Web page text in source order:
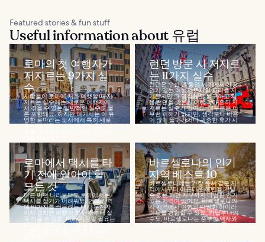
Featured stories & fun stuff
Useful information about 유럽
로마의 첫 여행자가
저지르는 9가지 실
수
사람들이 로마에 처음 여행할 때 저
지르는 실수에는 새로운 여행지에
서 겪을 수 있는 일반적인 실수도 물
론 포함돼요. 하지만 여기서는 이 유
명한 로마라는 도시에서 특히 새로
운 여행자들이 자주 범하는 흔한 실
런던 방문 시 저지르
는 11가지 실수
런던은 수십 년 동안 세계에서 가장
인기 있는 여행지로서의 자리를 지
켜왔지만 그 명성에도 불구하고 처
음 런던을 방문한 여행객이 흔히 저
지르는 실수가 있어요. 대부분은 아
무런 피해가 없지만, 생각보다 비용
이 많이 들어가거나 귀중한 휴가 시
간을 낭비하게...
로마에서 택시를 타
기 전에 알아야 할
모든 것
다른 어떤 나라보다도 로마에서는
택시를 잡기가 어려워요. 언어 장벽
에 바가지를 씌우려는 택시 운전자
까지 겹치면 여행의 첫 단추부터 잘
못 끼울 수 있죠. 미리 걱정할 필요는
없어요. 저희가 자신을 보호하는 데
바르셀로나의 인기
지역 베스트 10
바르셀로나에는 가장 유서 깊은 지
역에서부터 아름다운 해변을 거닐
수 있는 해안 지구까지 다양한 인기
있는 지역이 있어요. 바르셀로나의
각 지역에서 여행의 다양한 하이라
이트를 경험할 수 있죠. 카탈루냐의
수도, 바르셀로나는 풍부한 역사와
현대 문화가...